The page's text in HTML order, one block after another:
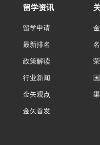
留学资讯
留学申请
最新排名
政策解读
行业新闻
金矢观点
金矢首发